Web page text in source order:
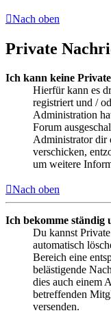
Nach oben
Private
Ich kann keine
Hierfür kann es
registriert und /
Administration
Forum
Administrator dir
verschicken,
um weitere
Nach oben
Ich bekomme ständig
Du kannst
automatisch
Bereich eine
belästigende
dies auch einem
betreffenden
versenden.